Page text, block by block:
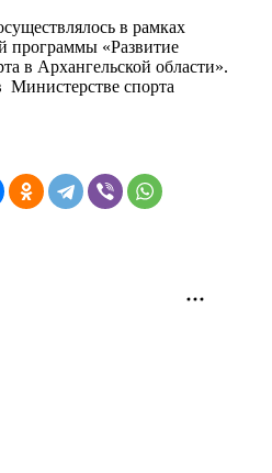
в рамках
программы «Развитие
в Архангельской области».
спорта